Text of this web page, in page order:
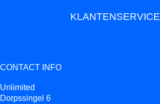
KLANTENSERVICE
CONTACT INFO
Unlimited
Dorpssingel 6